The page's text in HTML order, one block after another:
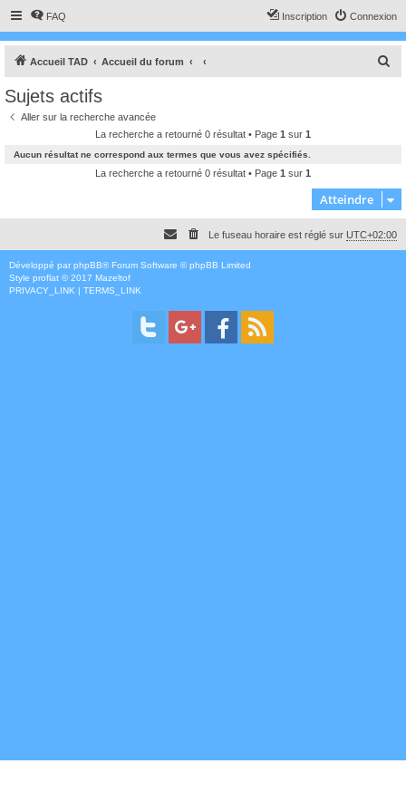
FAQ Connexion
Inscription
Accueil TAD Accueil du forum
c
h
e
Sujets actifs
Aller sur la recherche avancée
La recherche a retourné 0 résultat • Page 1 sur 1
Aucun résultat ne correspond aux termes que vous avez spécifiés.
La recherche a retourné 0 résultat • Page 1 sur 1
Atteindre
Le fuseau horaire est réglé sur UTC+02:00
Développé par phpBB® Forum Software © phpBB Limited
Style proflat © 2017 Mazeltof
PRIVACY_LINK | TERMS_LINK